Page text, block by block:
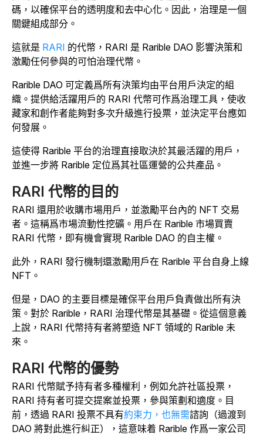
碼，以確保平台的透明度和去中心化。因此，治理是一個
關鍵組成部分。
這就是 RARI 的代幣，RARI 是 Rarible DAO 影響決策和
激勵任何參與的可怕治理代幣。
Rarible DAO 可定義爲所有決策均由平台用戶決定的組
織。提供給活躍用戶的 RARI 代幣可作爲治理工具，使收
藏家和創作者能夠對多次升級進行投票，並決定平台應如
何發展。
這使得 Rarible 平台的治理直接取決於其最活躍的用戶，
並進一步將 Rarible 定位爲其社區運營的公共產品。
RARI 代幣的目的
RARI 還用於收購市場用戶，並激勵平台內的 NFT 交易
者。這稱爲市場流動性挖礦。用戶在 Rarible 市場買賣
RARI 代幣，即有機會實現 Rarible DAO 的自主權。
此外，RARI 發行機制還激勵用戶在 Rarible 平台自身上線
NFT。
但是，DAO 的主要目標是確保平台用戶負責做出所有決
策。對於 Rarible，RARI 治理代幣是其基礎。從這個意義
上說，RARI 代幣持有者將塑造 NFT 領域的 Rarible 未
來。
RARI 代幣的優勢
RARI 代幣賦予持有者多種權利，例如允許社區投票，
RARI 持有者可提交提案並投票，參與策劃和適度。目
前，透過 RARI 投票不具有約束力，也無需諮詢（過渡到
DAO 將對此進行糾正），這意味着 Rarible 作爲一家公司